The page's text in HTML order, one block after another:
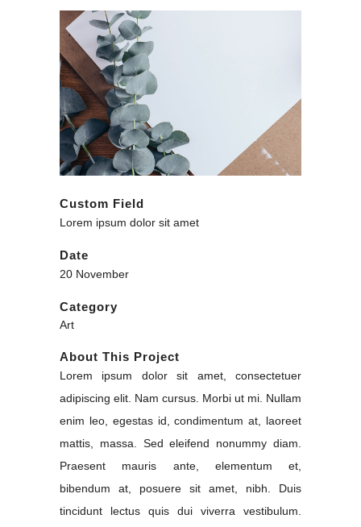
Custom Field
Lorem ipsum dolor sit amet
Date
20 November
Category
Art
About This Project
Lorem ipsum dolor sit amet, consectetuer
adipiscing elit. Nam cursus. Morbi ut mi. Nullam
enim leo, egestas id, condimentum at, laoreet
mattis, massa. Sed eleifend nonummy diam.
Praesent mauris ante, elementum et,
bibendum at, posuere sit amet, nibh. Duis
tincidunt lectus quis dui viverra vestibulum.